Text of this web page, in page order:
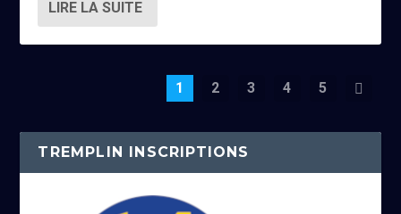
LIRE LA SUITE
1 2 3 4 5
TREMPLIN INSCRIPTIONS